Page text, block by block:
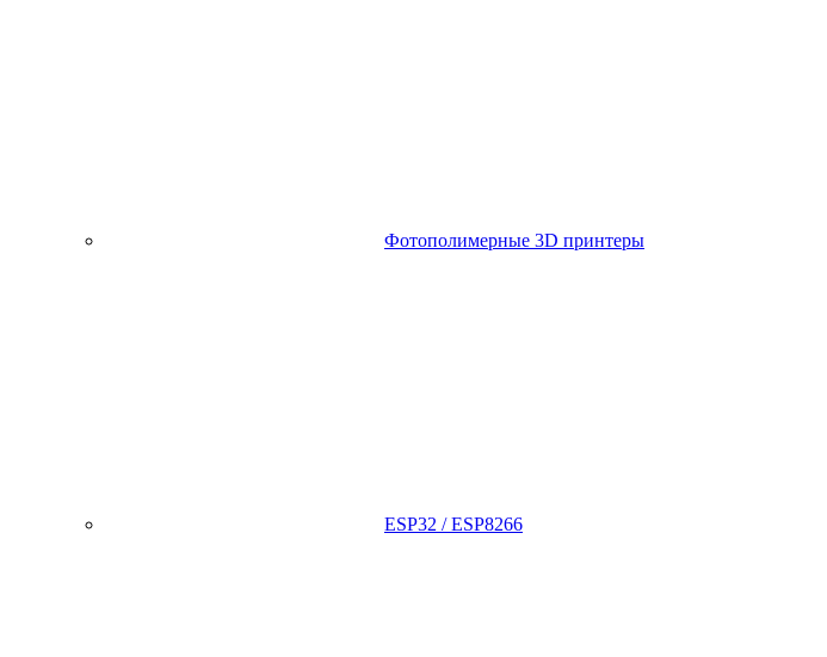
Фотополимерные 3D принтеры
ESP32 / ESP8266